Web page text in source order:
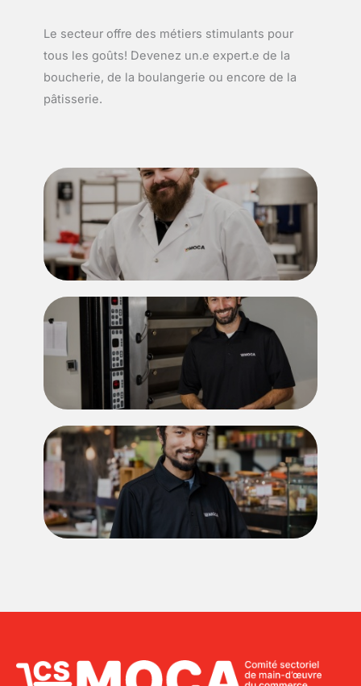
Le secteur offre des métiers stimulants pour
tous les goûts! Devenez un.e expert.e de la
boucherie, de la boulangerie ou encore de la
pâtisserie.